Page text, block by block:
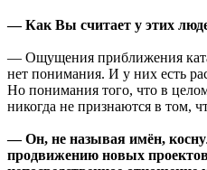
— Как Вы считает у этих
— Ощущения приближения
нет понимания. И у них есть
Но понимания того, что в
никогда не признаются в том,
— Он, не называя имён,
продвижению новых